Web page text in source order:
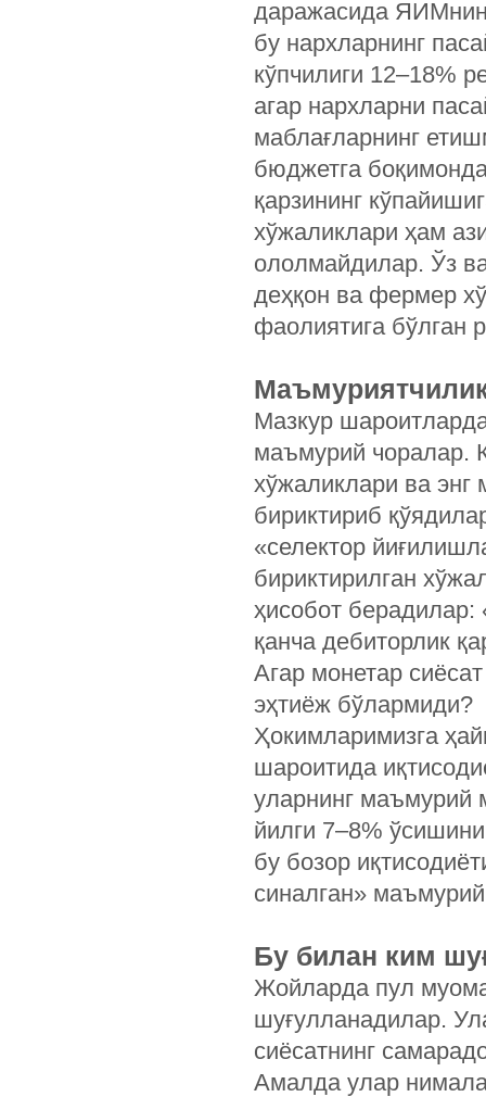
даражасида
бу нархларнинг
кўпчилиги 12–18%
агар нархларни
маблағларнинг
бюджетга
қарзининг
хўжаликлари ҳам
ололмайдилар. Ўз
деҳқон ва фермер
фаолиятига бўлган
Мазкур
маъмурий чоралар.
хўжаликлари ва энг
бириктириб
«селектор
бириктирилган
ҳисобот берадилар:
қанча дебиторлик
Агар монетар
эҳтиёж бўлармиди?
Ҳокимларимизга
шароитида
уларнинг
йилги 7–8%
бу бозор
синалган»
Бу билан ким
Жойларда пул
шуғулланадилар.
сиёсатнинг
Амалда улар